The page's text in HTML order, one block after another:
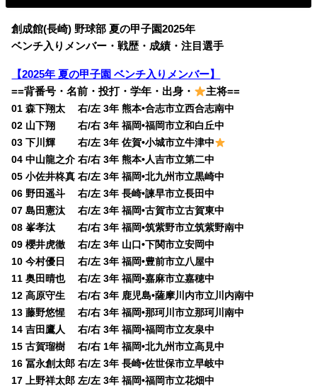
創成館(長崎) 野球部 夏の甲子園2025年
ベンチ入りメンバー・戦歴・成績・注目選手
【2025年 夏の甲子園 ベンチ入りメンバー】
==背番号・名前・投打・学年・出身・
主将==
01 森下翔太 右/左 3年 熊本•合志市立西合志南中
02 山下翔 右/右 3年 福岡•福岡市立和白丘中
03 下川輝 右/左 3年 佐賀•小城市立牛津中
04 中山龍之介 右/右 3年 熊本•人吉市立第二中
05 小佐井柊真 右/左 3年 福岡•北九州市立黒崎中
06 野田遥斗 右/左 3年 長崎•諫早市立長田中
07 島田憲汰 右/左 3年 福岡•古賀市立古賀東中
08 峯孝汰 右/右 3年 福岡•筑紫野市立筑紫野南中
09 櫻井虎徹 右/左 3年 山口•下関市立安岡中
10 今村優日 右/左 3年 福岡•豊前市立八屋中
11 奥田晴也 右/左 3年 福岡•嘉麻市立嘉穂中
12 高原守生 右/右 3年 鹿児島•薩摩川内市立川内南中
13 藤野悠惺 右/右 3年 福岡•那珂川市立那珂川南中
14 吉田鷹人 右/右 3年 福岡•福岡市立友泉中
15 古賀瑠樹 右/右 1年 福岡•北九州市立高見中
16 冨永創太郎 右/左 3年 長崎•佐世保市立早岐中
17 上野祥太郎 左/左 3年 福岡•福岡市立花畑中